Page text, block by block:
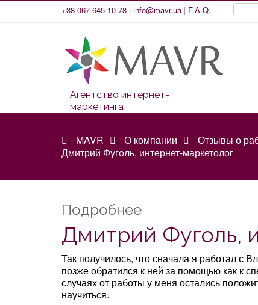
+38 067 645 10 78 | info@mavr.ua | F.A.Q.
Агентство интернет-
маркетинга
MAVR О компании
Отзывы о
Дмитрий Фуголь, интернет-маркетолог
Подробнее
Дмитрий Фуголь,
Так получилось, что сначала я работал с
позже обратился к ней за помощью как к
случаях от работы у меня остались
научиться.